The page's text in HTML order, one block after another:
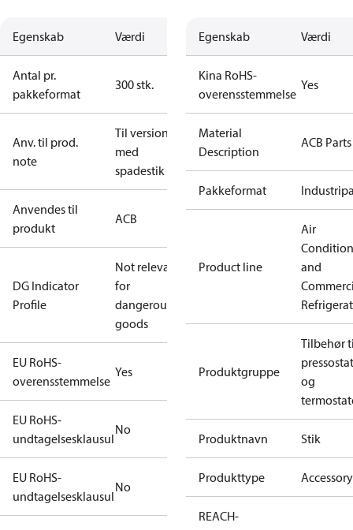
Egenskab Værdi
Antal pr.
pakkeformat
300 stk.
Anv. til prod.
note
Til versioner
med
spadestik
Anvendes til
produkt
ACB
DG Indicator
Profile
Not relevant
for
dangerous
goods
EU RoHS-
overensstemmelse
Yes
EU RoHS-
undtagelsesklausul
No
EU RoHS-
undtagelsesklausul
No
Egenskab Værdi
Kina RoHS-
overensstemmelse
Yes
Material
Description
ACB Parts
Pakkeformat
Product line
Air
and
Produktgruppe
Tilbehør
og
Produktnavn Stik
Produkttype Accessory
REACH-